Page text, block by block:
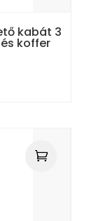
kabát 3
koffer